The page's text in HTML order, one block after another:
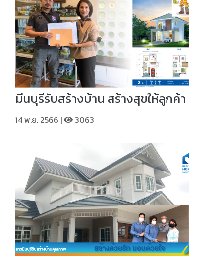
มีนบุรีรับสร้างบ้าน สร้างสุขให้ลูกค้า
14 พ.ย. 2566 | 3063